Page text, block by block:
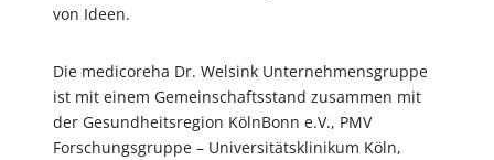
von Ideen.
Die medicoreha Dr. Welsink Unternehmensgruppe
ist mit einem Gemeinschaftsstand zusammen mit
der Gesundheitsregion KölnBonn e.V., PMV
Forschungsgruppe – Universitätsklinikum Köln,